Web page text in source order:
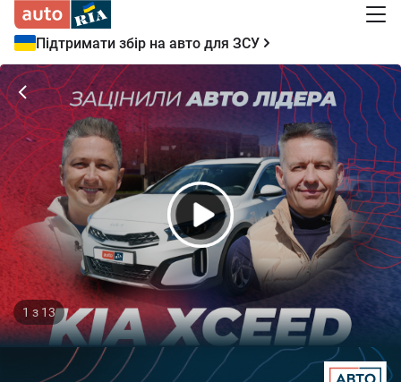
Підтримати збір на авто для ЗСУ
1 з 13